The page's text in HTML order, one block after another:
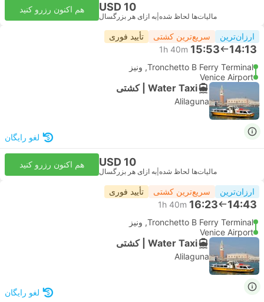
USD 10
مالیات‌ها لحاظ شده به ازای هر بزرگسال
هم اکنون رزرو کنید
ارزان‌ترین سریع‌ترین کشتی تأیید فوری
14:13
15:53
1h 40m
Tronchetto B Ferry Terminal, ونیز
Venice Airport
Water Taxi | کشتی
Alilaguna
لغو رایگان
USD 10
مالیات‌ها لحاظ شده به ازای هر بزرگسال
هم اکنون رزرو کنید
ارزان‌ترین سریع‌ترین کشتی تأیید فوری
14:43
16:23
1h 40m
Tronchetto B Ferry Terminal, ونیز
Venice Airport
Water Taxi | کشتی
Alilaguna
لغو رایگان